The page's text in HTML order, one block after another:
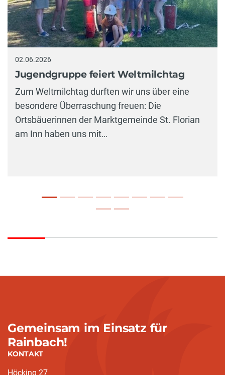
02.06.2026
Jugendgruppe feiert Weltmilchtag
Zum Weltmilchtag durften wir uns über eine
besondere Überraschung freuen: Die
Ortsbäuerinnen der Marktgemeinde St. Florian
am Inn haben uns mit…
Gemeinsam im Einsatz für
Rainbach!
KONTAKT
Höcking 27